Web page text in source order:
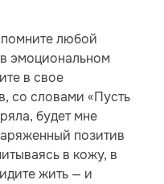
любой
эмоциональном
в свое
со словами «Пусть
будет мне
позитив
в кожу, в
жить — и